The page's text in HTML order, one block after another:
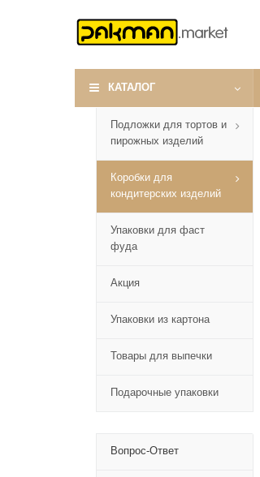
КАТАЛОГ
Подложки для тортов и
пирожных изделий
Коробки для
кондитерских изделий
Упаковки для фаст
фуда
Акция
Упаковки из картона
Товары для выпечки
Подарочные упаковки
Вопрос-Ответ